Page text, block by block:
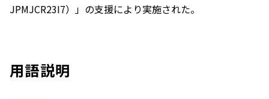
JPMJCR23I7）」の支援により実施された。
用語説明